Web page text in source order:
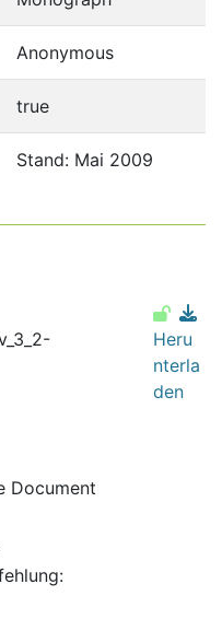
Anonymous
true
Stand: Mai 2009
Document
Heru
nterla
den